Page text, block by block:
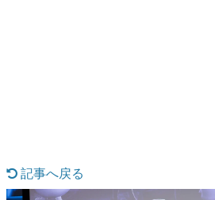
なんでゲームは面白い？
記事へ戻る